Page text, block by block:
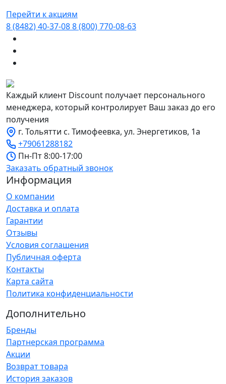
Перейти к акциям
8 (8482) 40-37-088 (800) 770-08-63
Каждый клиент Discount получает персонального
менеджера, который контролирует Ваш заказ до его
получения
г. Тольятти с. Тимофеевка, ул. Энергетиков, 1а
+79061288182
Пн-Пт 8:00-17:00
Заказать обратный звонок
Информация
О компании
Доставка и оплата
Гарантии
Отзывы
Условия соглашения
Публичная оферта
Контакты
Карта сайта
Политика конфиденциальности
Дополнительно
Бренды
Партнерская программа
Акции
Возврат товара
История заказов